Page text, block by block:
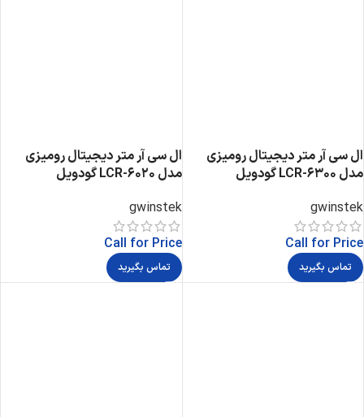
ال سی آر متر دیجیتال رومیزی
مدل LCR-6300 گودویل
gwinstek
Call for Price
تماس بگیرید
ال سی آر متر دیجیتال رومیزی
مدل LCR-6020 گودویل
gwinstek
Call for Price
تماس بگیرید